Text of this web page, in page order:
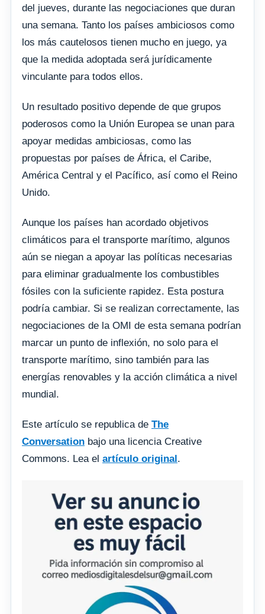
del jueves, durante las negociaciones que duran
una semana. Tanto los países ambiciosos como
los más cautelosos tienen mucho en juego, ya
que la medida adoptada será jurídicamente
vinculante para todos ellos.
Un resultado positivo depende de que grupos
poderosos como la Unión Europea se unan para
apoyar medidas ambiciosas, como las
propuestas por países de África, el Caribe,
América Central y el Pacífico, así como el Reino
Unido.
Aunque los países han acordado objetivos
climáticos para el transporte marítimo, algunos
aún se niegan a apoyar las políticas necesarias
para eliminar gradualmente los combustibles
fósiles con la suficiente rapidez. Esta postura
podría cambiar. Si se realizan correctamente, las
negociaciones de la OMI de esta semana podrían
marcar un punto de inflexión, no solo para el
transporte marítimo, sino también para las
energías renovables y la acción climática a nivel
mundial.
Este artículo se republica de The
Conversation bajo una licencia Creative
Commons. Lea el artículo original .